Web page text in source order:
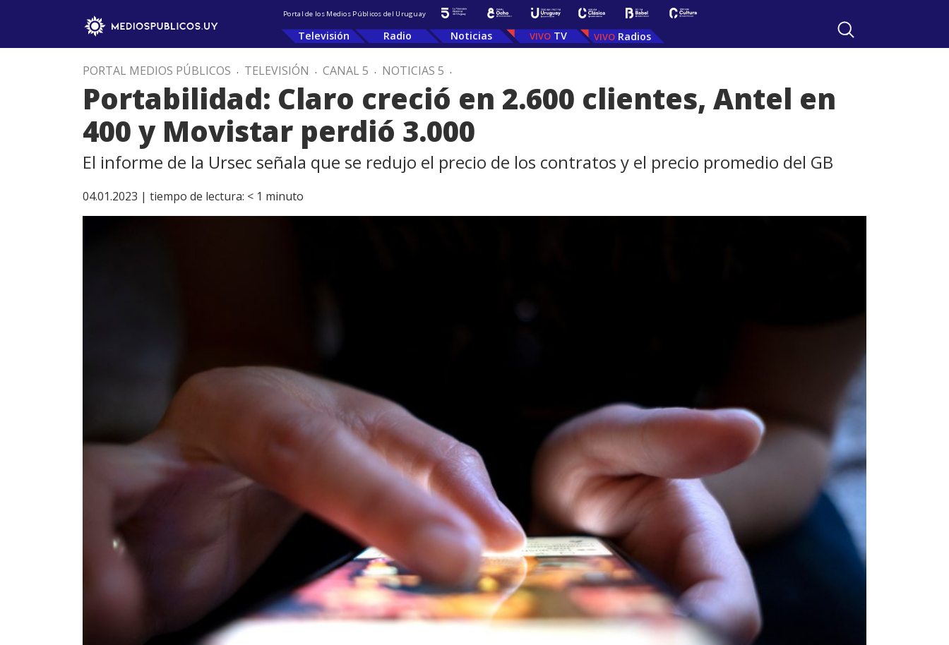
Portal de los Medios Públicos del Uruguay
Televisión Radio Noticias TV Radios
PORTAL MEDIOS PÚBLICOS . TELEVISIÓN . CANAL 5 . NOTICIAS 5 .
Portabilidad: Claro creció en 2.600 clientes, Antel en
400 y Movistar perdió 3.000
El informe de la Ursec señala que se redujo el precio de los contratos y el precio promedio del GB
04.01.2023 | tiempo de lectura: < 1 minuto